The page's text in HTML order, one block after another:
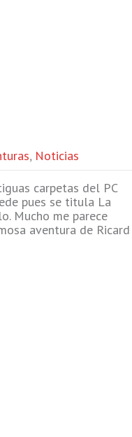
, Noticias
carpetas del PC
pues se titula La
Mucho me parece
aventura de Ricard